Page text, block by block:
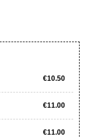
€10.50
€11.00
€11.00